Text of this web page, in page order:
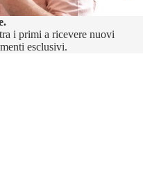
i primi a ricevere nuovi
esclusivi.